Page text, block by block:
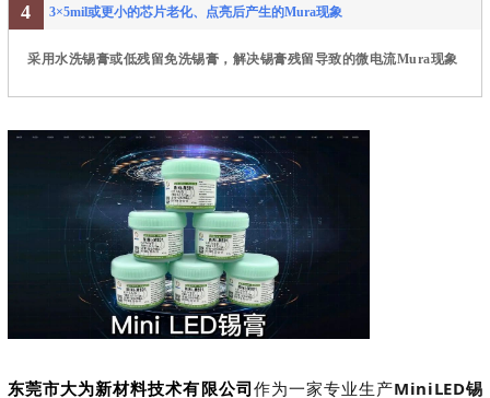
4 3×5mil或更小的芯片老化、点亮后产生的Mura现象
采用水洗锡膏或低残留免洗锡膏，解决锡膏残留导致的微电流Mura现象
东莞市大为新材料技术有限公司作为一家专业生产MiniLED锡